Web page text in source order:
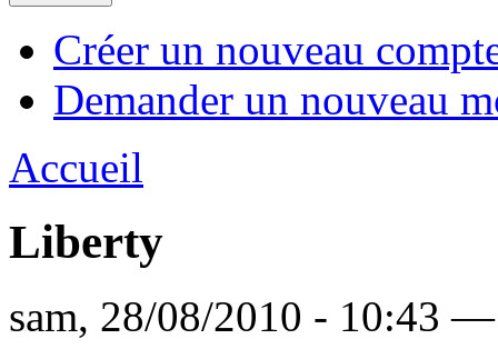
Créer un nouveau
Demander un nouveau
Accueil
Liberty
sam, 28/08/2010 - 10:43